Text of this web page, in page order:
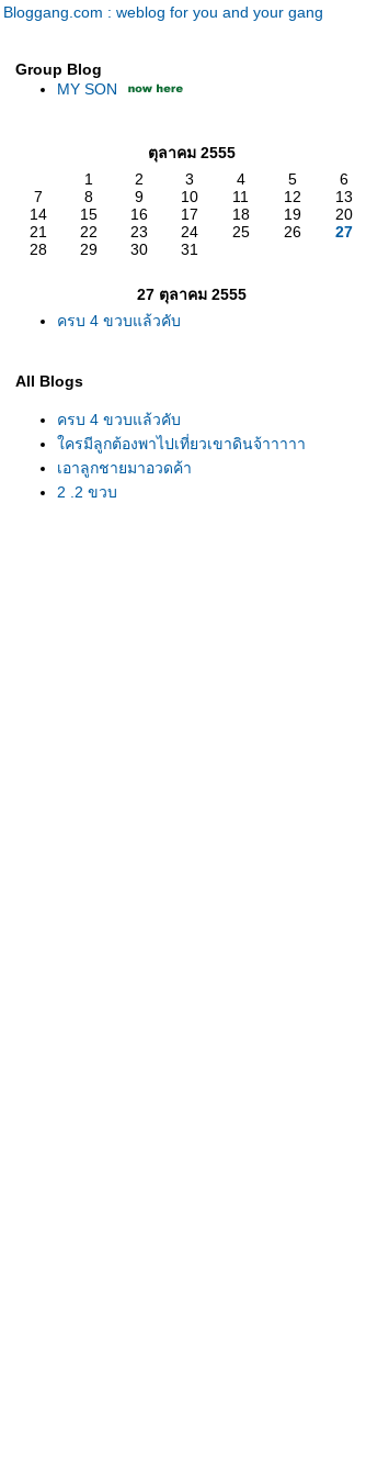
Bloggang.com : weblog for you and your gang
Group Blog
MY SON
ตุลาคม 2555
1
2 3 4 5
6
7
8 9 10 11 12
13
14
15 16 17 18 19
20
21
22 23 24 25 26
27
28
29 30 31
27 ตุลาคม 2555
ครบ 4 ขวบแล้วคับ
All Blogs
ครบ 4 ขวบแล้วคับ
ครมีลูกต้องพาไปเที่ยวเขาดินจ้าาาาา
เอาลูกชายมาอวดค้า
2 .2 ขวบ